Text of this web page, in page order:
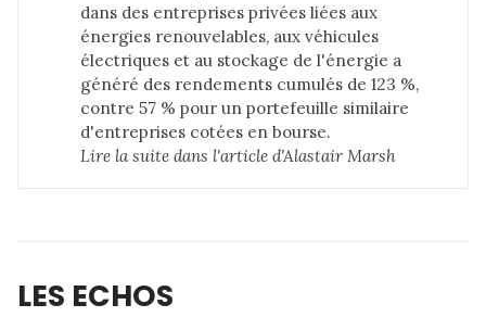
dans des entreprises privées liées aux
énergies renouvelables, aux véhicules
électriques et au stockage de l'énergie a
généré des rendements cumulés de 123 %,
contre 57 % pour un portefeuille similaire
d'entreprises cotées en bourse.
Lire la suite dans l'article d'Alastair Marsh
LES ECHOS